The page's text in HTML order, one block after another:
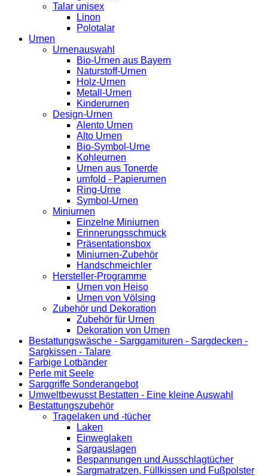
Talar unisex
Linon
Polotalar
Urnen
Urnenauswahl
Bio-Urnen aus Bayern
Naturstoff-Urnen
Holz-Urnen
Metall-Urnen
Kinderurnen
Design-Urnen
Alento Urnen
Alto Urnen
Bio-Symbol-Urne
Kohleurnen
Urnen aus Tonerde
urnfold - Papierurnen
Ring-Urne
Symbol-Urnen
Miniurnen
Einzelne Miniurnen
Erinnerungsschmuck
Präsentationsbox
Miniurnen-Zubehör
Handschmeichler
Hersteller-Programme
Urnen von Heiso
Urnen von Völsing
Zubehör und Dekoration
Zubehör für Urnen
Dekoration von Urnen
Bestattungswäsche - Sarggarnituren - Sargdecken -
Sargkissen - Talare
Farbige Lotbänder
Perle mit Seele
Sarggriffe Sonderangebot
Umweltbewusst Bestatten - Eine kleine Auswahl
Bestattungszubehör
Tragelaken und -tücher
Laken
Einweglaken
Sargauslagen
Bespannungen und Ausschlagtücher
Sargmatratzen, Füllkissen und Fußpolster